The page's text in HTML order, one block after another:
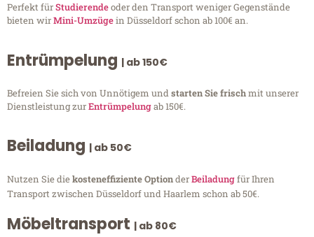
Perfekt fürStudierendeoder den Transport weniger Gegenstände
bieten wirMini-Umzügein Düsseldorf schon ab 100€ an.
Entrümpelung | ab 150€
Befreien Sie sich von Unnötigem undstarten Sie frischmit unserer
Dienstleistung zurEntrümpelungab 150€.
Beiladung | ab 50€
Nutzen Sie diekosteneffiziente OptionderBeiladungfür Ihren
Transport zwischen Düsseldorf und Haarlem schon ab 50€.
Möbeltransport | ab 80€